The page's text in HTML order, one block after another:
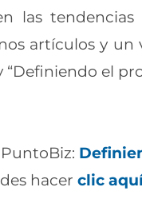
las
artículos y un
el
hacer clic